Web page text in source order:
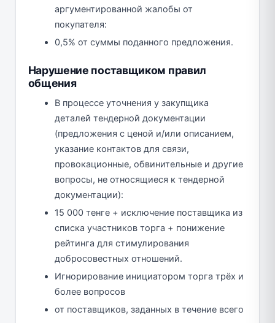
аргументированной жалобы от
покупателя:
0,5% от суммы поданного предложения.
Нарушение поставщиком правил
общения
В процессе уточнения у закупщика
деталей тендерной документации
(предложения с ценой и/или описанием,
указание контактов для связи,
провокационные, обвинительные и другие
вопросы, не относящиеся к тендерной
документации):
15 000 тенге + исключение поставщика из
списка участников торга + понижение
рейтинга для стимулирования
добросовестных отношений.
Игнорирование инициатором торга трёх и
более вопросов
от поставщиков, заданных в течение всего